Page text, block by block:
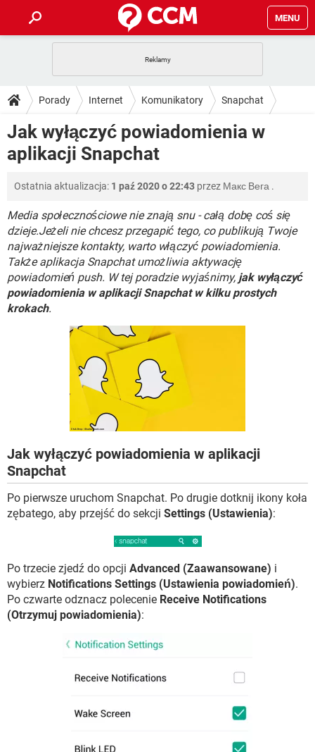
MENU
GRY WHATSAPP
SPOTIFY NETFLIX
INSTAGRAM
PORADY
PlayStation
GRY WHATSAPP
SPOTIFY
INSTAGRAM FACEBOOK
WINDOWS 10
DO POBRANIA
ANDROID
INSTAGRAM FACEBOOK
WINDOWS 10
FORUM
COVID-19 TIKTOK
GRY WHATSAPP
SPOTIFY NETFLIX
INSTAGRAM FACEBOOK
WINDOWS 10
COVID-19 TIKTOK
GRY WHATSAPP
SPOTIFY NETFLIX
INSTAGRAM FACEBOOK
Porady Internet Komunikatory Snapchat
Jak wyłączyć powiadomienia w
aplikacji Snapchat
Ostatnia aktualizacja: 1 paź 2020 o 22:43 przez Макс Вега .
Media społecznościowe nie znają snu - całą dobę coś się
dzieje.Jeżeli nie chcesz przegapić tego, co publikują Twoje
najważniejsze kontakty, warto włączyć powiadomienia.
Także aplikacja Snapchat umożliwia aktywację
powiadomień push. W tej poradzie wyjaśnimy, jak wyłączyć
powiadomienia w aplikacji Snapchat w kilku prostych
krokach.
Jak wyłączyć powiadomienia w aplikacji
Snapchat
Po pierwsze uruchom Snapchat. Po drugie dotknij ikony koła
zębatego, aby przejść do sekcji Settings (Ustawienia):
Po trzecie zjedź do opcji Advanced (Zaawansowane) i
wybierz Notifications Settings (Ustawienia powiadomień).
Po czwarte odznacz polecenie Receive Notifications
(Otrzymuj powiadomienia):